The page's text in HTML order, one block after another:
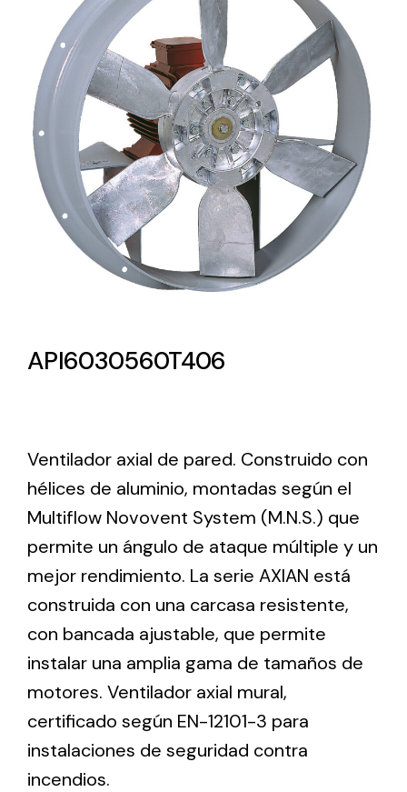
Lighting and Electrical
Equipment
Complete solutions in lighting and electrical
material for each project and need
Ventilación
Ventilation
The incorporation of Novovent into the group
meant a greater offer of ventilation products for
different uses
Iluminación Solar
Variedad de soluciones solares para todo tipo
de necesidades.
API6030560T406
Ventilador axial de pared. Construido con
hélices de aluminio, montadas según el
Multiflow Novovent System (M.N.S.) que
permite un ángulo de ataque múltiple y un
mejor rendimiento. La serie AXIAN está
construida con una carcasa resistente,
con bancada ajustable, que permite
instalar una amplia gama de tamaños de
motores. Ventilador axial mural,
certificado según EN-12101-3 para
instalaciones de seguridad contra
incendios.